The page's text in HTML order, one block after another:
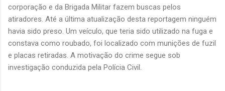
corporação e da Brigada Militar fazem buscas pelos
atiradores. Até a última atualização desta reportagem ninguém
havia sido preso. Um veículo, que teria sido utilizado na fuga e
constava como roubado, foi localizado com munições de fuzil
e placas retiradas. A motivação do crime segue sob
investigação conduzida pela Polícia Civil.